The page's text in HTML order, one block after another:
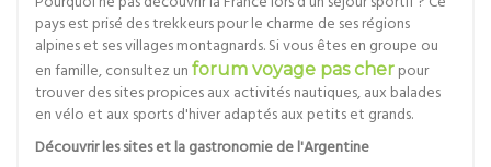
pays est prisé des trekkeurs pour le charme de ses régions
alpines et ses villages montagnards. Si vous êtes en groupe ou
en famille, consultez un forum voyage pas cher pour
trouver des sites propices aux activités nautiques, aux balades
en vélo et aux sports d'hiver adaptés aux petits et grands.
Découvrir les sites et la gastronomie de l'Argentine